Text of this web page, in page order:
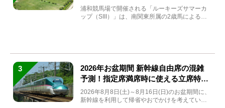
と見どころをチェック
浦和競馬場で開催される「ルーキーズサマーカ
ップ（SIII）」は、南関東所属の2歳馬による注
3
2026年お盆期間 新幹線自由席の混雑
予測！指定席満席時に使える立席特急
券も解説
2026年8月8日(土)～8月16日(日)のお盆期間に、
新幹線を利用して帰省やおでかけを考えている